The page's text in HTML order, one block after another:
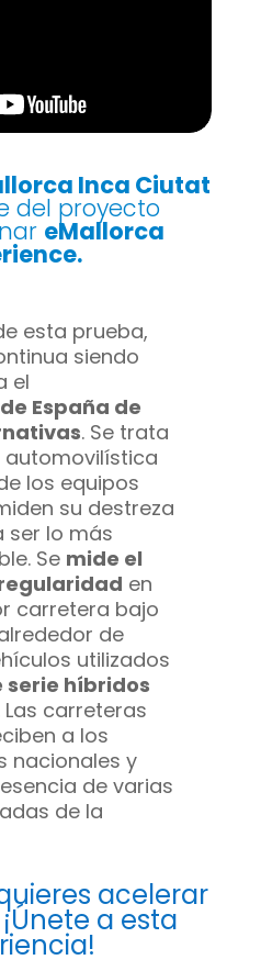
Inca Ciutat
del proyecto
eMallorca
esta prueba,
siendo
el
España de
. Se trata
automovilística
los equipos
su destreza
ser lo más
Se mide el
en
carretera bajo
de
utilizados
serie híbridos
Las carreteras
a los
nacionales y
de varias
de la
acelerar
a esta